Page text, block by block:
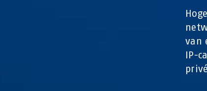
van
IP-